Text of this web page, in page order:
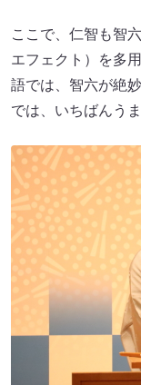
ここで、仁智も智
エフェクト）を多
語では、智六が絶
では、いちばんう